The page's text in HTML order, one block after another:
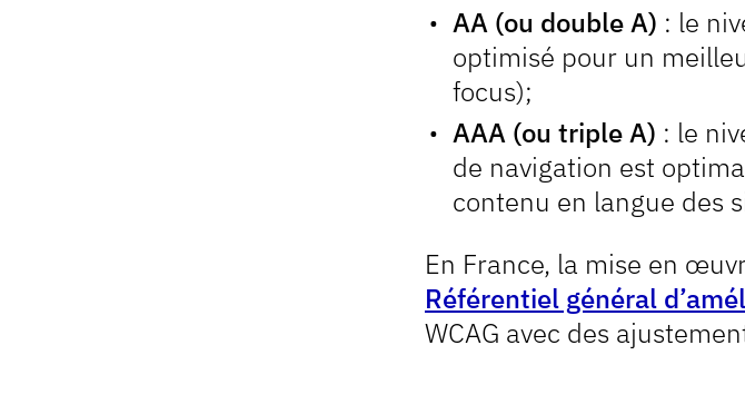
AA (ou double A) : le
optimisé pour un
focus);
AAA (ou triple A) : le
de navigation est
contenu en langue des
En France, la mise en
Référentiel général
WCAG avec des